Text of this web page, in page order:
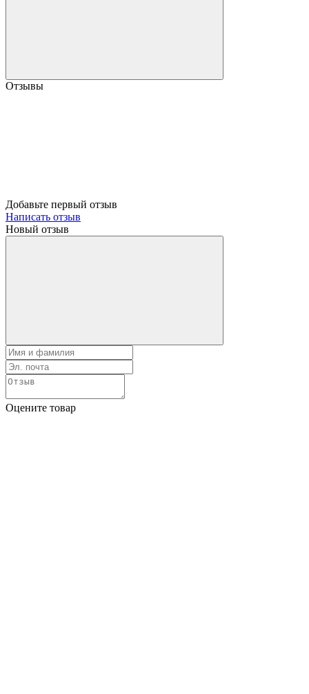
Отзывы
Добавьте первый отзыв
Написать отзыв
Новый отзыв
Оцените товар